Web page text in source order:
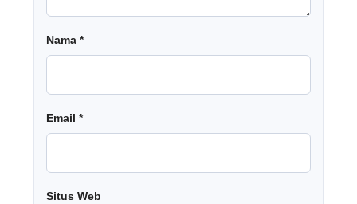
Nama *
Email *
Situs Web